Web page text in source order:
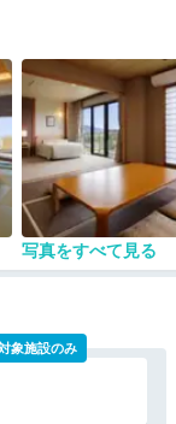
写真をすべて見る
象施設のみ